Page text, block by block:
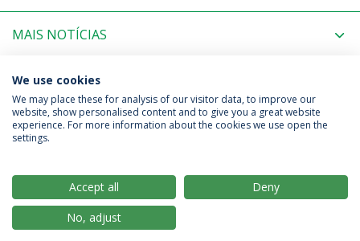
MAIS NOTÍCIAS
PRÓXIMOS EVENTOS
Política de Privacidade
Termos & Condições
© 2026 Universidade Católica Portuguesa
We use cookies
We may place these for analysis of our visitor data, to improve our
website, show personalised content and to give you a great website
experience. For more information about the cookies we use open the
settings.
Accept all
Deny
No, adjust